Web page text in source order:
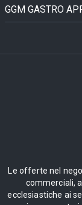
GGM GASTRO
Le offerte nel
commerciali,
ecclesiastiche ai